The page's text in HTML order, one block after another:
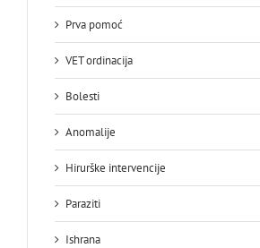
Prva pomoć
VET ordinacija
Bolesti
Anomalije
Hirurške intervencije
Paraziti
Ishrana